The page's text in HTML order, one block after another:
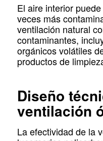
El aire interior
veces más
ventilación natural
contaminantes,
orgánicos volátiles
productos de
Diseño
ventilación
La efectividad de la